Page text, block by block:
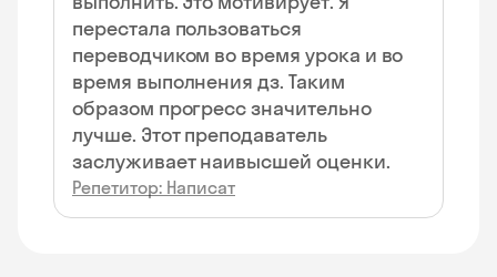
перестала пользоваться
переводчиком во время урока и во
время выполнения дз. Таким
образом прогресс значительно
лучше. Этот преподаватель
заслуживает наивысшей оценки.
Репетитор: Написат